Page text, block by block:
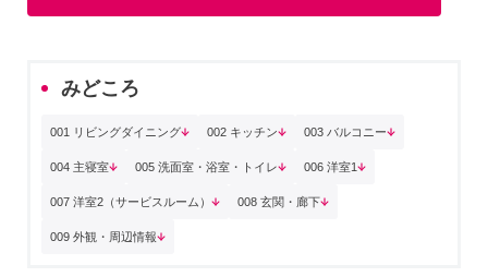
みどころ
001 リビングダイニング 002 キッチン 003 バルコニー
004 主寝室 005 洗面室・浴室・トイレ 006 洋室1
007 洋室2（サービスルーム） 008 玄関・廊下
009 外観・周辺情報